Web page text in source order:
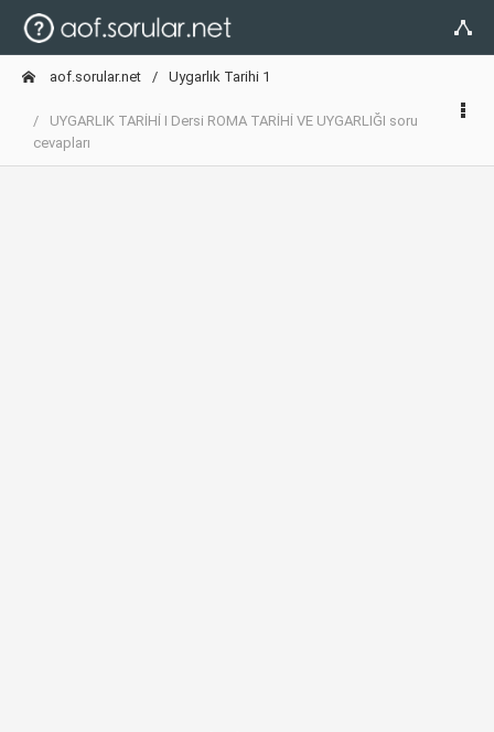
aof.sorular.net Uygarlık Tarihi 1
UYGARLIK TARİHİ I Dersi ROMA TARİHİ VE UYGARLIĞI soru
cevapları